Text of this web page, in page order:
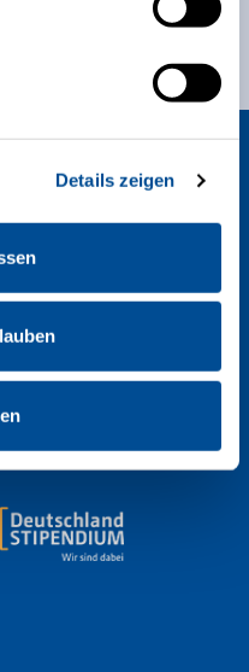
Details zeigen